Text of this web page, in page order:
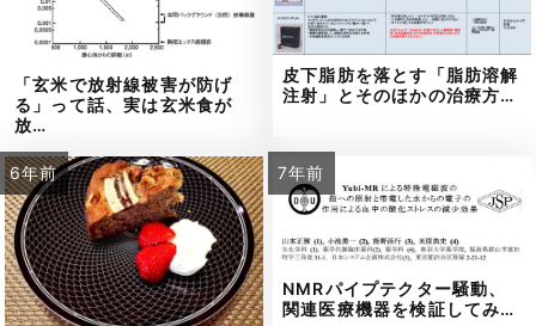
「玄米で放射線被害が防げ
る」って話、実は玄米食が
放…
皮下脂肪を落とす「脂肪溶解
注射」とそのほかの治療方…
6年前 7年前
NMRパイプテクター騒動、
関連医療機器を検証してみ…